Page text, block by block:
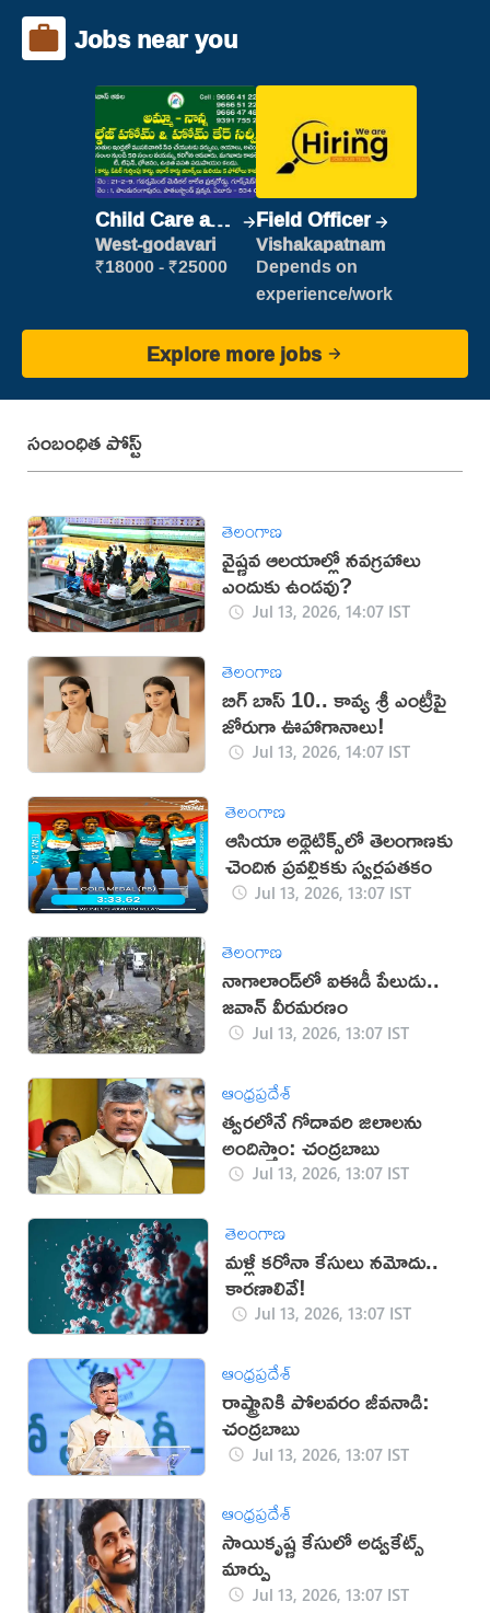
Jobs near you
Child Care and
Patient care
West-godavari
₹18000 - ₹25000
Field Officer
Vishakapatnam
Depends on
experience/work
Explore more jobs
సంబంధిత పోస్ట్
తెలంగాణ
వైష్ణవ ఆలయాల్లో నవగ్రహాలు
ఎందుకు ఉండవు?
Jul 13, 2026, 14:07 IST
తెలంగాణ
బిగ్ బాస్ 10.. కావ్య శ్రీ ఎంట్రీపై
జోరుగా ఊహాగానాలు!
Jul 13, 2026, 14:07 IST
తెలంగాణ
ఆసియా అథ్లెటిక్స్‌లో తెలంగాణకు
చెందిన ప్రవల్లికకు స్వర్ణపతకం
Jul 13, 2026, 13:07 IST
తెలంగాణ
నాగాలాండ్‌లో ఐఈడీ పేలుడు..
జవాన్ వీరమరణం
Jul 13, 2026, 13:07 IST
ఆంధ్రప్రదేశ్
త్వరలోనే గోదావరి జిలాలను
అందిస్తాం: చంద్రబాబు
Jul 13, 2026, 13:07 IST
తెలంగాణ
మళ్లీ కరోనా కేసులు నమోదు..
కారణాలివే!
Jul 13, 2026, 13:07 IST
ఆంధ్రప్రదేశ్
రాష్ట్రానికి పోలవరం జీవనాడి:
చంద్రబాబు
Jul 13, 2026, 13:07 IST
ఆంధ్రప్రదేశ్
సాయికృష్ణ కేసులో అడ్వకేట్స్
మార్పు
Jul 13, 2026, 13:07 IST